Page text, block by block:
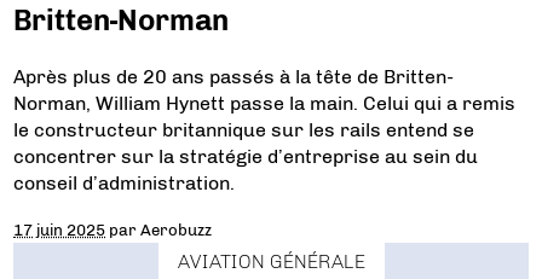
Britten-Norman
Après plus de 20 ans passés à la tête de Britten-
Norman, William Hynett passe la main. Celui qui a remis
le constructeur britannique sur les rails entend se
concentrer sur la stratégie d’entreprise au sein du
conseil d’administration.
17 juin 2025 parAerobuzz
AVIATION GÉNÉRALE